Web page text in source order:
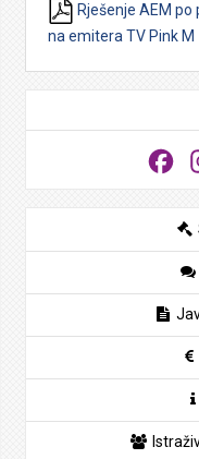
Rješenje AEM
na emitera TV Pink M